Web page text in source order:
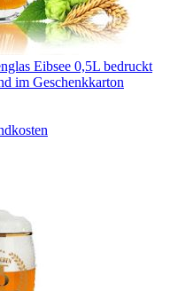
Eibsee 0,5L bedruckt
im Geschenkkarton